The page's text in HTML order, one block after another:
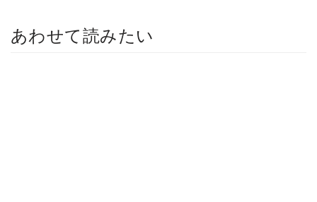
あわせて読みたい